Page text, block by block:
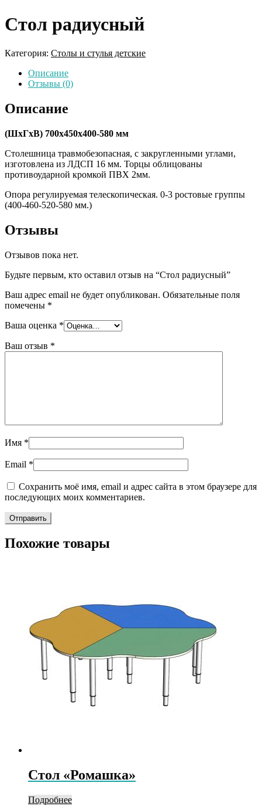
Стол радиусный
Категория: Столы и стулья детские
Описание
Отзывы (0)
Описание
(ШхГхВ) 700х450х400-580 мм
Столешница травмобезопасная, с закругленными углами,
изготовлена из ЛДСП 16 мм. Торцы облицованы
противоударной кромкой ПВХ 2мм.
Опора регулируемая телескопическая. 0-3 ростовые группы
(400-460-520-580 мм.)
Отзывы
Отзывов пока нет.
Будьте первым, кто оставил отзыв на “Стол радиусный”
Ваш адрес email не будет опубликован. Обязательные поля
помечены *
Ваша оценка *
Ваш отзыв *
Имя *
Email *
Сохранить моё имя, email и адрес сайта в этом браузере для
последующих моих комментариев.
Похожие товары
Стол «Ромашка»
Подробнее